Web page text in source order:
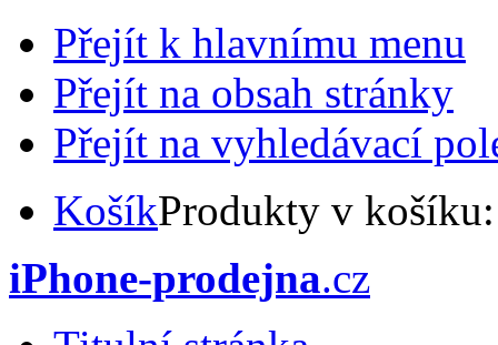
Přejít k hlavnímu menu
Přejít na obsah stránky
Přejít na vyhledávací
KošíkProdukty v
iPhone-prodejna.cz